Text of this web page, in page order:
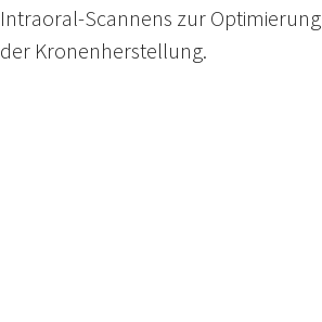
Intraoral-Scannens zur Optimierung
der Kronenherstellung.